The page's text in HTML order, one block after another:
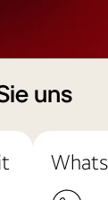
uns